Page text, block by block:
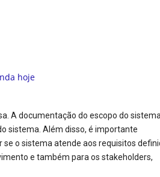
A documentação do escopo do sistema
sistema. Além disso, é importante
o sistema atende aos requisitos
e também para os stakeholders,